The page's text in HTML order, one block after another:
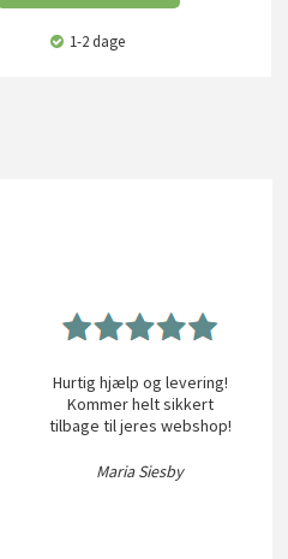
1-2 dage
Hurtig hjælp og levering!
Kommer helt sikkert
tilbage til jeres webshop!
Maria Siesby